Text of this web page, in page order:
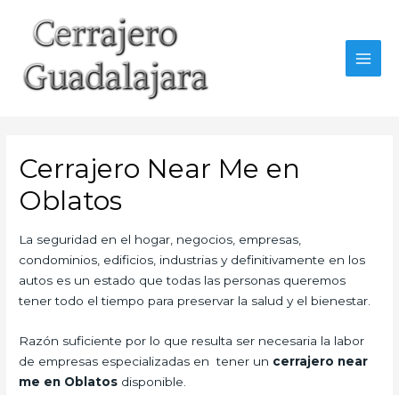
contenido
Cerrajero Near Me en
Oblatos
La seguridad en el hogar, negocios, empresas,
condominios, edificios, industrias y definitivamente en los
autos es un estado que todas las personas queremos
tener todo el tiempo para preservar la salud y el bienestar.
Razón suficiente por lo que resulta ser necesaria la labor
de empresas especializadas en tener un cerrajero near
me en Oblatos disponible.